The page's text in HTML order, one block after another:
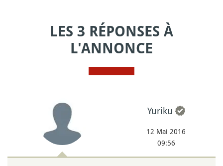
LES 3 RÉPONSES À
L'ANNONCE
Yuriku
12 Mai 2016
09:56